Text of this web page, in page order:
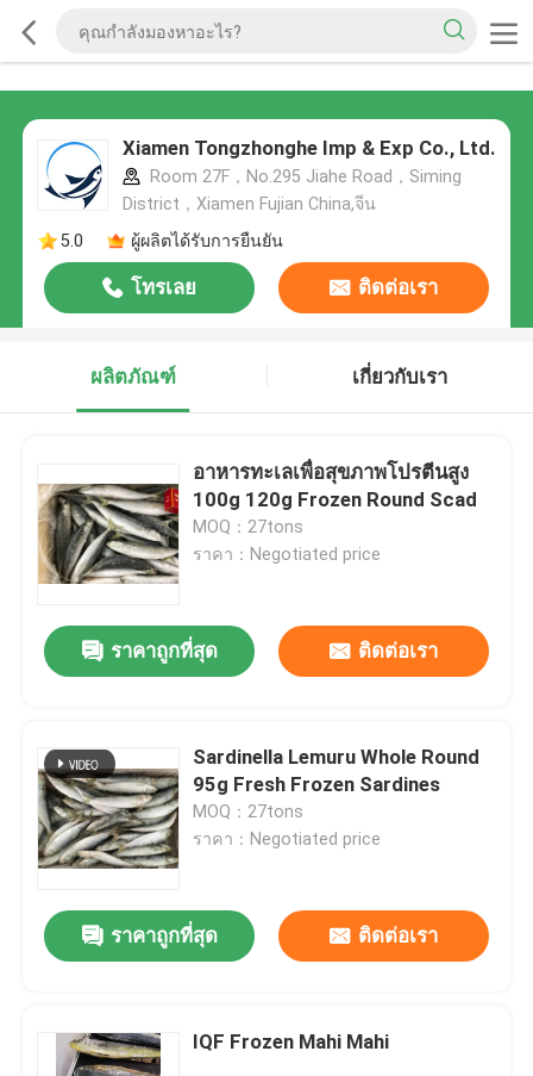
Xiamen Tongzhonghe Imp & Exp Co., Ltd.
Room 27F，No.295 Jiahe Road，Siming
District，Xiamen Fujian China,จีน
5.0
ผู้ผลิตได้รับการยืนยัน
โทรเลย ติดต่อเรา
ผลิตภัณฑ์ เกี่ยวกับเรา
อาหารทะเลเพื่อสุขภาพโปรตีนสูง
100g 120g Frozen Round Scad
MOQ：27tons
ราคา：Negotiated price
ราคาถูกที่สุด ติดต่อเรา
Sardinella Lemuru Whole Round
95g Fresh Frozen Sardines
MOQ：27tons
ราคา：Negotiated price
ราคาถูกที่สุด ติดต่อเรา
IQF Frozen Mahi Mahi